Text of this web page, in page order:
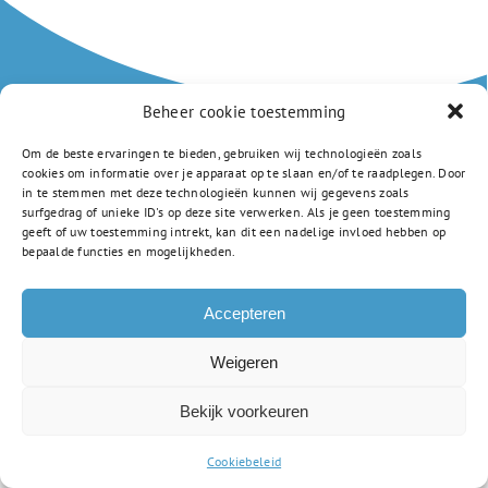
Beheer cookie toestemming
Om de beste ervaringen te bieden, gebruiken wij technologieën zoals
cookies om informatie over je apparaat op te slaan en/of te raadplegen. Door
in te stemmen met deze technologieën kunnen wij gegevens zoals
surfgedrag of unieke ID's op deze site verwerken. Als je geen toestemming
geeft of uw toestemming intrekt, kan dit een nadelige invloed hebben op
bepaalde functies en mogelijkheden.
Accepteren
Weigeren
Bekijk voorkeuren
Cookiebeleid
Amstellandlaan 1a
1382 CD Weesp
0294 805 250
info-vsc@gsf.nl
Privacyverklaring